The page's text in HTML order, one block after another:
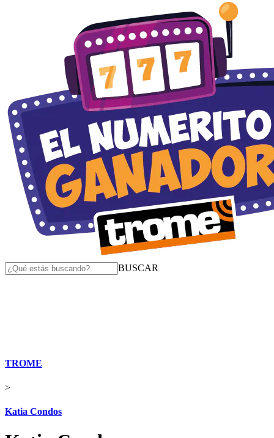
BUSCAR
TROME
>
Katia Condos